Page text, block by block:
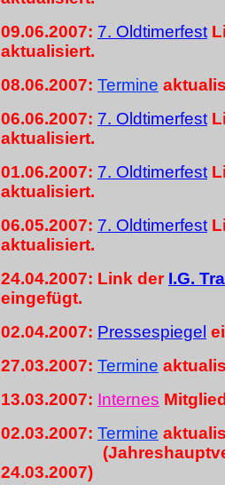
09.06.2007: 7. Oldtimerfest
aktualisiert.
08.06.2007: Termine
06.06.2007: 7. Oldtimerfest
aktualisiert.
01.06.2007: 7. Oldtimerfest
aktualisiert.
06.05.2007: 7. Oldtimerfest
aktualisiert.
24.04.2007: Link der I.G.
eingefügt.
02.04.2007: Pressespiegel
27.03.2007: Termine
13.03.2007: Internes
02.03.2007: Termine
24.03.2007)